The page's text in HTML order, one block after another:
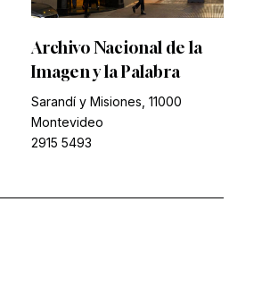
Archivo Nacional de la
Imagen y la Palabra
Sarandí y Misiones, 11000
Montevideo
2915 5493